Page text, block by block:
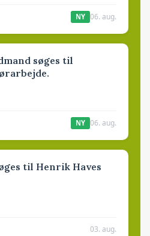
NY 06. aug.
søges til
NY 06. aug.
til Henrik Haves
03. aug.